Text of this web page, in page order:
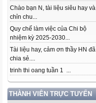
Chào bạn N, tài liệu siêu hay và
chỉn chu...
Quy chế làm việc của Chi bộ
nhiệm kỳ 2025-2030...
Tài liệu hay, cảm ơn thầy HN đã
chia sẻ....
trinh thi oang tuần 1 ...
THÀNH VIÊN TRỰC TUYẾN